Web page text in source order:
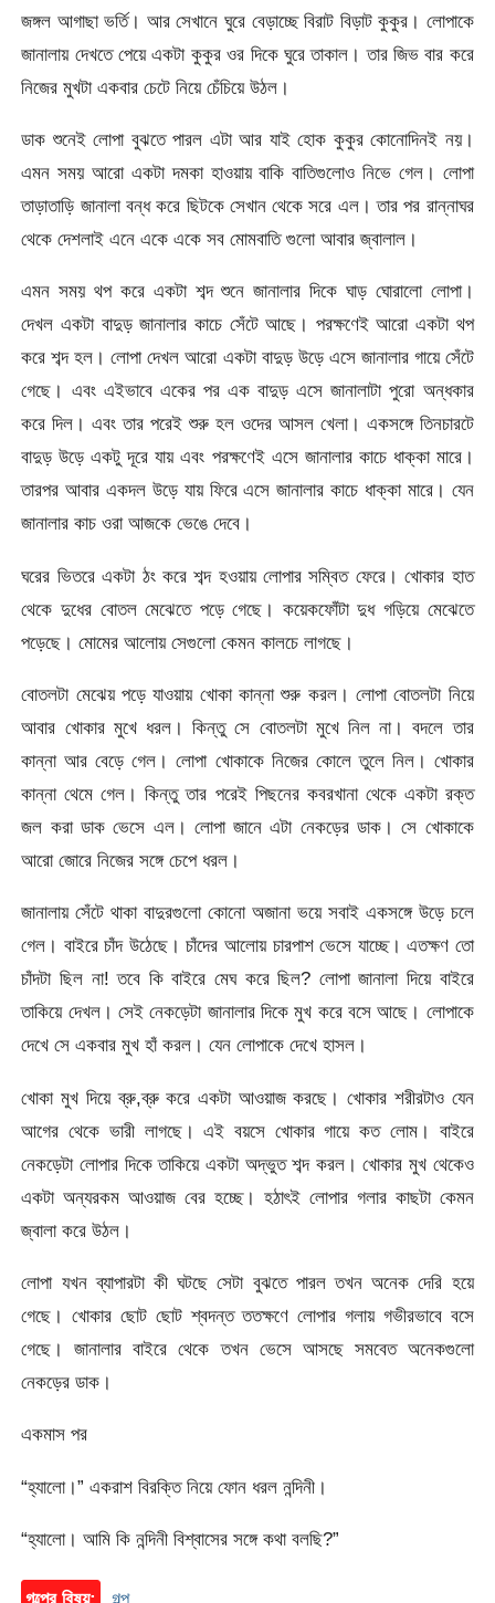
জঙ্গল আগাছা ভর্তি। আর সেখানে ঘুরে বেড়াচ্ছে বিরাট বিড়াট কুকুর। লোপাকে
জানালায় দেখতে পেয়ে একটা কুকুর ওর দিকে ঘুরে তাকাল। তার জিভ বার করে
নিজের মুখটা একবার চেটে নিয়ে চেঁচিয়ে উঠল।
ডাক শুনেই লোপা বুঝতে পারল এটা আর যাই হোক কুকুর কোনোদিনই নয়।
এমন সময় আরো একটা দমকা হাওয়ায় বাকি বাতিগুলোও নিভে গেল। লোপা
তাড়াতাড়ি জানালা বন্ধ করে ছিটকে সেখান থেকে সরে এল। তার পর রান্নাঘর
থেকে দেশলাই এনে একে একে সব মোমবাতি গুলো আবার জ্বালাল।
এমন সময় থপ করে একটা শব্দ শুনে জানালার দিকে ঘাড় ঘোরালো লোপা।
দেখল একটা বাদুড় জানালার কাচে সেঁটে আছে। পরক্ষণেই আরো একটা থপ
করে শব্দ হল। লোপা দেখল আরো একটা বাদুড় উড়ে এসে জানালার গায়ে সেঁটে
গেছে। এবং এইভাবে একের পর এক বাদুড় এসে জানালাটা পুরো অন্ধকার
করে দিল। এবং তার পরেই শুরু হল ওদের আসল খেলা। একসঙ্গে তিনচারটে
বাদুড় উড়ে একটু দূরে যায় এবং পরক্ষণেই এসে জানালার কাচে ধাক্কা মারে।
তারপর আবার একদল উড়ে যায় ফিরে এসে জানালার কাচে ধাক্কা মারে। যেন
জানালার কাচ ওরা আজকে ভেঙে দেবে।
ঘরের ভিতরে একটা ঠং করে শব্দ হওয়ায় লোপার সম্বিত ফেরে। খোকার হাত
থেকে দুধের বোতল মেঝেতে পড়ে গেছে। কয়েকফোঁটা দুধ গড়িয়ে মেঝেতে
পড়েছে। মোমের আলোয় সেগুলো কেমন কালচে লাগছে।
বোতলটা মেঝেয় পড়ে যাওয়ায় খোকা কান্না শুরু করল। লোপা বোতলটা নিয়ে
আবার খোকার মুখে ধরল। কিন্তু সে বোতলটা মুখে নিল না। বদলে তার
কান্না আর বেড়ে গেল। লোপা খোকাকে নিজের কোলে তুলে নিল। খোকার
কান্না থেমে গেল। কিন্তু তার পরেই পিছনের কবরখানা থেকে একটা রক্ত
জল করা ডাক ভেসে এল। লোপা জানে এটা নেকড়ের ডাক। সে খোকাকে
আরো জোরে নিজের সঙ্গে চেপে ধরল।
জানালায় সেঁটে থাকা বাদুরগুলো কোনো অজানা ভয়ে সবাই একসঙ্গে উড়ে চলে
গেল। বাইরে চাঁদ উঠেছে। চাঁদের আলোয় চারপাশ ভেসে যাচ্ছে। এতক্ষণ তো
চাঁদটা ছিল না! তবে কি বাইরে মেঘ করে ছিল? লোপা জানালা দিয়ে বাইরে
তাকিয়ে দেখল। সেই নেকড়েটা জানালার দিকে মুখ করে বসে আছে। লোপাকে
দেখে সে একবার মুখ হাঁ করল। যেন লোপাকে দেখে হাসল।
খোকা মুখ দিয়ে ব্রু,ব্রু করে একটা আওয়াজ করছে। খোকার শরীরটাও যেন
আগের থেকে ভারী লাগছে। এই বয়সে খোকার গায়ে কত লোম। বাইরে
নেকড়েটা লোপার দিকে তাকিয়ে একটা অদ্ভুত শব্দ করল। খোকার মুখ থেকেও
একটা অন্যরকম আওয়াজ বের হচ্ছে। হঠাৎই লোপার গলার কাছটা কেমন
জ্বালা করে উঠল।
লোপা যখন ব্যাপারটা কী ঘটছে সেটা বুঝতে পারল তখন অনেক দেরি হয়ে
গেছে। খোকার ছোট ছোট শ্বদন্ত ততক্ষণে লোপার গলায় গভীরভাবে বসে
গেছে। জানালার বাইরে থেকে তখন ভেসে আসছে সমবেত অনেকগুলো
নেকড়ের ডাক।
একমাস পর
“হ্যালো।” একরাশ বিরক্তি নিয়ে ফোন ধরল নন্দিনী।
“হ্যালো। আমি কি নন্দিনী বিশ্বাসের সঙ্গে কথা বলছি?”